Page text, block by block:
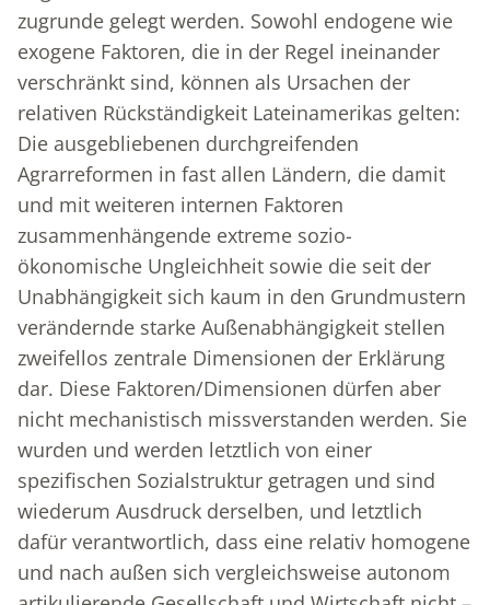
zugrunde gelegt werden. Sowohl endogene wie
exogene Faktoren, die in der Regel ineinander
verschränkt sind, können als Ursachen der
relativen Rückständigkeit Lateinamerikas gelten:
Die ausgebliebenen durchgreifenden
Agrarreformen in fast allen Ländern, die damit
und mit weiteren internen Faktoren
zusammenhängende extreme sozio-
ökonomische Ungleichheit sowie die seit der
Unabhängigkeit sich kaum in den Grundmustern
verändernde starke Außenabhängigkeit stellen
zweifellos zentrale Dimensionen der Erklärung
dar. Diese Faktoren/Dimensionen dürfen aber
nicht mechanistisch missverstanden werden. Sie
wurden und werden letztlich von einer
spezifischen Sozialstruktur getragen und sind
wiederum Ausdruck derselben, und letztlich
dafür verantwortlich, dass eine relativ homogene
und nach außen sich vergleichsweise autonom